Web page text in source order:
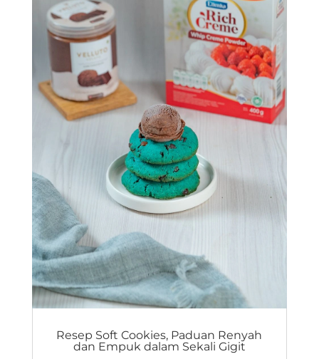
Resep Soft Cookies, Paduan Renyah
dan Empuk dalam Sekali Gigit